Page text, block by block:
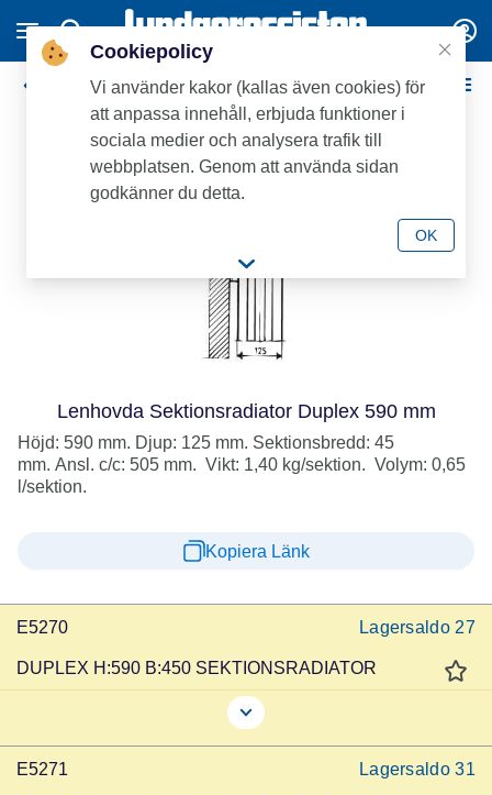
DUPLEX
Lenhovda Sektionsradiator Duplex 590 mm
Höjd: 590 mm. Djup: 125 mm. Sektionsbredd: 45
mm. Ansl. c/c: 505 mm. Vikt: 1,40 kg/sektion. Volym: 0,65
l/sektion.
Kopiera Länk
E5270 Lagersaldo 27
DUPLEX H:590 B:450 SEKTIONSRADIATOR
E5271 Lagersaldo 31
Cookiepolicy
Vi använder kakor (kallas även cookies) för
att anpassa innehåll, erbjuda funktioner i
sociala medier och analysera trafik till
webbplatsen. Genom att använda sidan
godkänner du detta.
OK